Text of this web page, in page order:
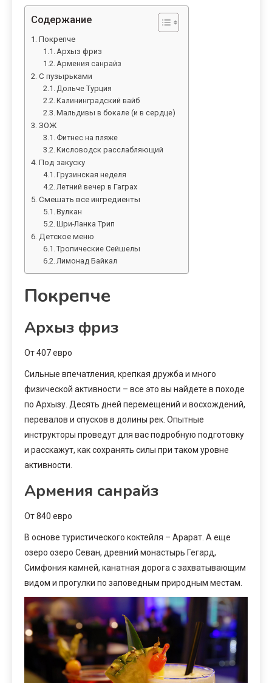
Содержание
Покрепче
Архыз фриз
Армения санрайз
С пузырьками
Дольче Турция
Калининградский вайб
Мальдивы в бокале (и в сердце)
ЗОЖ
Фитнес на пляже
Кисловодск расслабляющий
Под закуску
Грузинская неделя
Летний вечер в Гаграх
Смешать все ингредиенты
Вулкан
Шри-Ланка Трип
Детское меню
Тропические Сейшелы
Лимонад Байкал
Покрепче
Архыз фриз
От 407 евро
Сильные впечатления, крепкая дружба и много
физической активности – все это вы найдете в походе
по Архызу. Десять дней перемещений и восхождений,
перевалов и спусков в долины рек. Опытные
инструкторы проведут для вас подробную подготовку
и расскажут, как сохранять силы при таком уровне
активности.
Армения санрайз
От 840 евро
В основе туристического коктейля – Арарат. А еще
озеро озеро Севан, древний монастырь Гегард,
Симфония камней, канатная дорога с захватывающим
видом и прогулки по заповедным природным местам.